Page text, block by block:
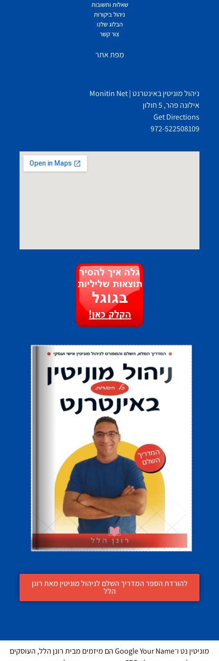
שאלות ותשובות
ניהול ביקורות
הבלוג שלנו
צור קשר
מפת אתר
ניהול מוניטין באינטרנט | Monitin Net
אילונה פהר, 5 חולון
Get Directions
972-522508109
להורדת הספר המדריך השלם לניהול מוניטין מאת רונן
הלל
מוניטין נט ו־Google Your Name הם מיזמים מבית רונן הלל, העוסקים